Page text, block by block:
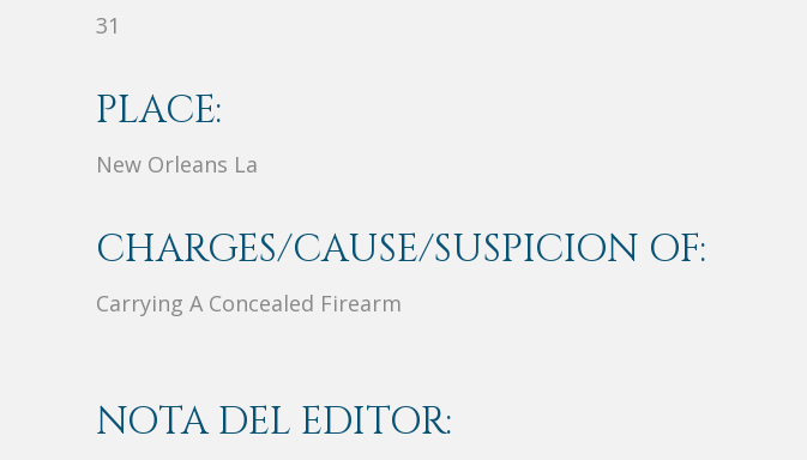
31
PLACE:
New Orleans La
CHARGES/CAUSE/SUSPICION OF:
Carrying A Concealed Firearm
NOTA DEL EDITOR: